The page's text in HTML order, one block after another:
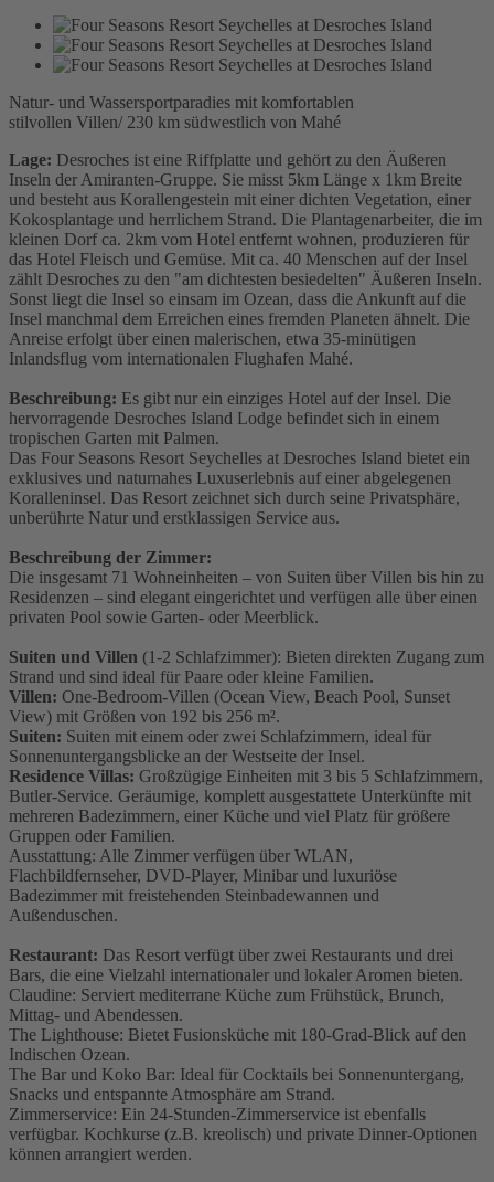
Natur- und Wassersportparadies mit komfortablen
stilvollen Villen/ 230 km südwestlich von Mahé
Lage: Desroches ist eine Riffplatte und gehört zu den Äußeren
Inseln der Amiranten-Gruppe. Sie misst 5km Länge x 1km Breite
und besteht aus Korallengestein mit einer dichten Vegetation, einer
Kokosplantage und herrlichem Strand. Die Plantagenarbeiter, die im
kleinen Dorf ca. 2km vom Hotel entfernt wohnen, produzieren für
das Hotel Fleisch und Gemüse. Mit ca. 40 Menschen auf der Insel
zählt Desroches zu den "am dichtesten besiedelten" Äußeren Inseln.
Sonst liegt die Insel so einsam im Ozean, dass die Ankunft auf die
Insel manchmal dem Erreichen eines fremden Planeten ähnelt. Die
Anreise erfolgt über einen malerischen, etwa 35-minütigen
Inlandsflug vom internationalen Flughafen Mahé.
Beschreibung: Es gibt nur ein einziges Hotel auf der Insel. Die
hervorragende Desroches Island Lodge befindet sich in einem
tropischen Garten mit Palmen.
Das Four Seasons Resort Seychelles at Desroches Island bietet ein
exklusives und naturnahes Luxuserlebnis auf einer abgelegenen
Koralleninsel. Das Resort zeichnet sich durch seine Privatsphäre,
unberührte Natur und erstklassigen Service aus.
Beschreibung der Zimmer:
Die insgesamt 71 Wohneinheiten – von Suiten über Villen bis hin zu
Residenzen – sind elegant eingerichtet und verfügen alle über einen
privaten Pool sowie Garten- oder Meerblick.
Suiten und Villen (1-2 Schlafzimmer): Bieten direkten Zugang zum
Strand und sind ideal für Paare oder kleine Familien.
Villen: One-Bedroom-Villen (Ocean View, Beach Pool, Sunset
View) mit Größen von 192 bis 256 m².
Suiten: Suiten mit einem oder zwei Schlafzimmern, ideal für
Sonnenuntergangsblicke an der Westseite der Insel.
Residence Villas: Großzügige Einheiten mit 3 bis 5 Schlafzimmern,
Butler-Service. Geräumige, komplett ausgestattete Unterkünfte mit
mehreren Badezimmern, einer Küche und viel Platz für größere
Gruppen oder Familien.
Ausstattung: Alle Zimmer verfügen über WLAN,
Flachbildfernseher, DVD-Player, Minibar und luxuriöse
Badezimmer mit freistehenden Steinbadewannen und
Außenduschen.
Restaurant: Das Resort verfügt über zwei Restaurants und drei
Bars, die eine Vielzahl internationaler und lokaler Aromen bieten.
Claudine: Serviert mediterrane Küche zum Frühstück, Brunch,
Mittag- und Abendessen.
The Lighthouse: Bietet Fusionsküche mit 180-Grad-Blick auf den
Indischen Ozean.
The Bar und Koko Bar: Ideal für Cocktails bei Sonnenuntergang,
Snacks und entspannte Atmosphäre am Strand.
Zimmerservice: Ein 24-Stunden-Zimmerservice ist ebenfalls
verfügbar. Kochkurse (z.B. kreolisch) und private Dinner-Optionen
können arrangiert werden.